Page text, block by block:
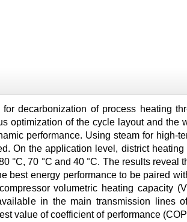
decarbonization of process heating
optimization of the cycle layout and the
performance. Using steam for high-
On the application level, district
°C, 70 °C and 40 °C. The results reveal
best energy performance to be paired
volumetric heating capacity
in the main transmission lines
value of coefficient of performance